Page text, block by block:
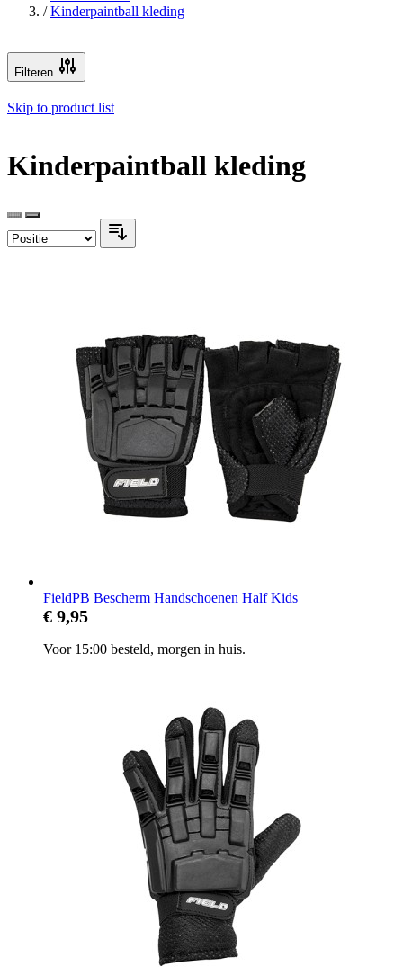
/ Kinderpaintball kleding
Filteren
Skip to product list
Kinderpaintball kleding
FieldPB Bescherm Handschoenen Half Kids
€ 9,95
Voor 15:00 besteld, morgen in huis.